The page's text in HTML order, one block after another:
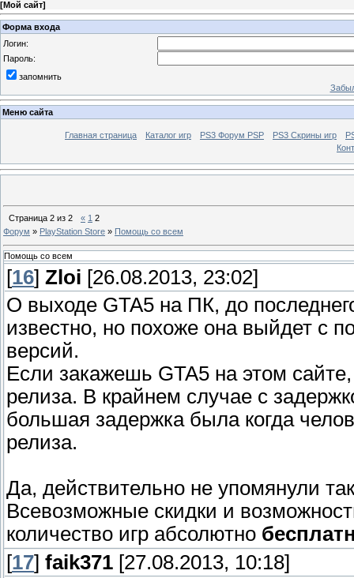
[Мой сайт]
Форма входа
Логин:
Пароль:
запомнить
Меню сайта
Главная страница Каталог игр PS3 Форум PSP PS3 Cкрины игр
Страница 2 из 2 « 1 2
Форум » PlayStation Store » Помощь со всем
Помощь со всем
[16] Zloi [26.08.2013, 23:02]
О выходе GTA5 на ПК, до
известно, но похоже она выйдет с
версий.
Если закажешь GTA5 на этом
релиза. В крайнем случае с
большая задержка была когда
релиза.
Да, действительно не упомянули
Всевозможные скидки и
количество игр абсолютно
[17] faik371 [27.08.2013, 10:18]